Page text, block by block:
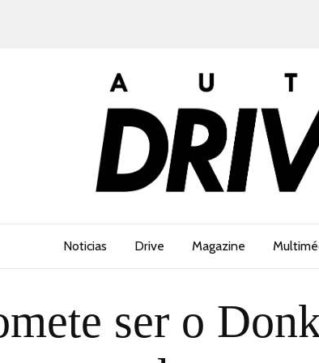
Noticias Drive Magazine
ser o